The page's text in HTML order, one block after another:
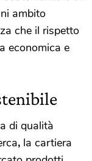
ambito
che il rispetto
economica e
di qualità
, la cartiera